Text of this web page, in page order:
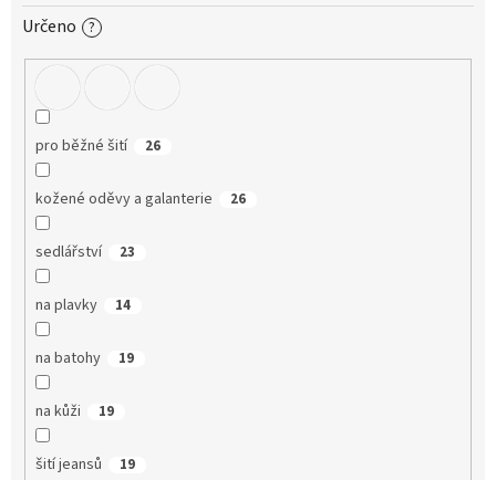
Určeno ?
pro běžné šití 26
kožené oděvy a galanterie 26
sedlářství 23
na plavky 14
na batohy 19
na kůži 19
šití jeansů 19